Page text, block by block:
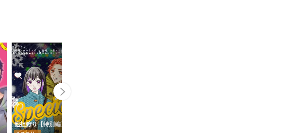
他担狩り【特別編】